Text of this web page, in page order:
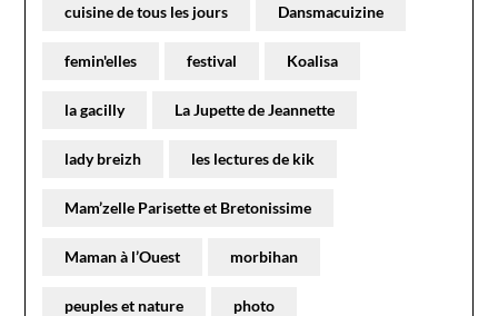
cuisine de tous les jours Dansmacuizine
femin'elles festival Koalisa
la gacilly La Jupette de Jeannette
lady breizh les lectures de kik
Mam’zelle Parisette et Bretonissime
Maman à l’Ouest morbihan
peuples et nature photo